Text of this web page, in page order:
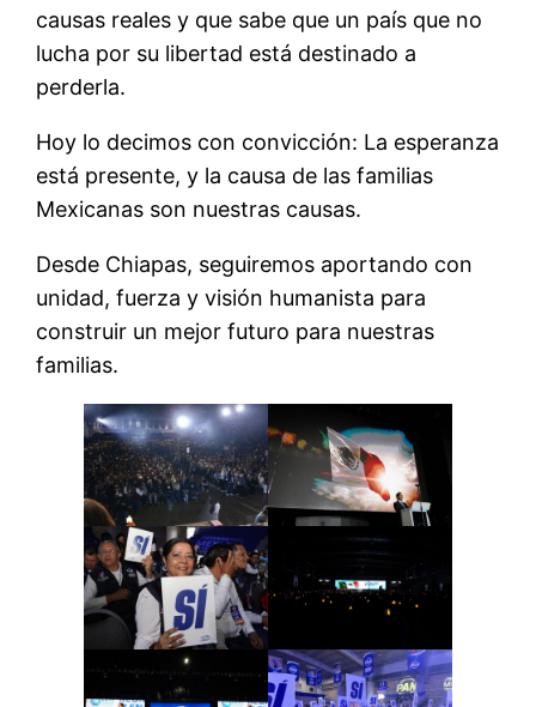
causas reales y que sabe que un país que no
lucha por su libertad está destinado a
perderla.
Hoy lo decimos con convicción: La esperanza
está presente, y la causa de las familias
Mexicanas son nuestras causas.
Desde Chiapas, seguiremos aportando con
unidad, fuerza y visión humanista para
construir un mejor futuro para nuestras
familias.